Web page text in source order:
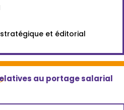
et éditorial
au portage salarial